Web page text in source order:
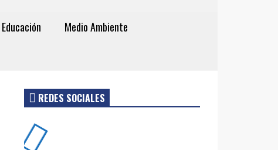
Educación
Medio Ambiente
REDES SOCIALES